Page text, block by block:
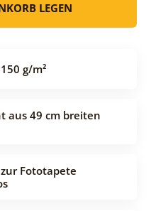
LEGEN
g/m²
aus 49 cm breiten
Fototapete